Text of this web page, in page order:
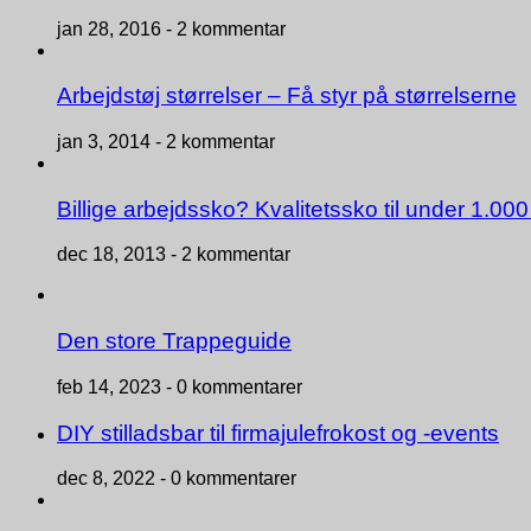
jan 28, 2016 - 2 kommentar
Arbejdstøj størrelser – Få styr på størrelserne
jan 3, 2014 - 2 kommentar
Billige arbejdssko? Kvalitetssko til under
dec 18, 2013 - 2 kommentar
Den store Trappeguide
feb 14, 2023 - 0 kommentarer
DIY stilladsbar til firmajulefrokost og -events
dec 8, 2022 - 0 kommentarer